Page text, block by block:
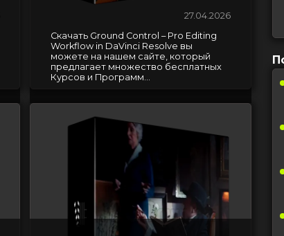
27.04.2026
Скачать Ground Control – Pro Editing
Workflow in DaVinci Resolve вы
можете на нашем сайте, который
предлагает множество бесплатных
Курсов и Программ...